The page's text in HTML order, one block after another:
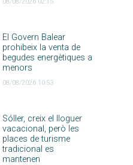
El Govern Balear
prohibeix la venta de
begudes energètiques a
menors
08/08/2026 10:53
Sóller, creix el lloguer
vacacional, però les
places de turisme
tradicional es
mantenen